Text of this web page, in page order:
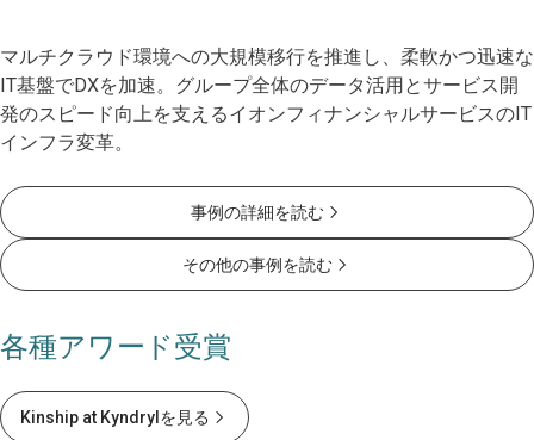
マルチクラウド環境への大規模移行を推進し、柔軟かつ迅速な
IT基盤でDXを加速。グループ全体のデータ活用とサービス開
発のスピード向上を支えるイオンフィナンシャルサービスのIT
インフラ変革。
事例の詳細を読む
その他の事例を読む
各種アワード受賞
Kinship at Kyndrylを見る